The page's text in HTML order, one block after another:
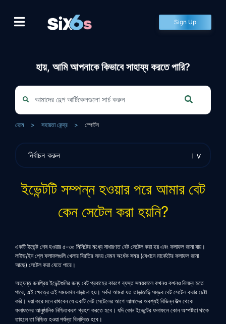
content
Sign Up
হায়, আমি আপনাকে কিভাবে সাহায্য করতে পারি?
হোম > সহায়তা কেন্দ্র > স্পোর্টস
ইভেন্টটি সম্পন্ন হওয়ার পরে আমার বেট
কেন সেটেল করা হয়নি?
একটি ইভেন্ট শেষ হওয়ার ৫-৩০ মিনিটের মধ্যে সাধারণত বেট সেটেল করা হয় এবং ফলাফল জানা যায়।
লাইভ/ইন প্লে ফলাফলগুলি খেলার বিরতির সময় যেমন অর্ধেক সময় (যেখানে মার্কেটের ফলাফল জানা
আছে) সেটেল করা যেতে পারে।
অত্যন্ত জনপ্রিয় ইভেন্টগুলির জন্য বেট প্রবাহের কারণে ব্যস্ত সময়কালে কখনও কখনও বিলম্ব হতে
পারে, এই ক্ষেত্রে এই সময়কাল বাড়ানো হয়। সর্বদা আমরা যত তাড়াতাড়ি সম্ভব বেট সেটেল করার চেষ্টা
করি। দয়া করে মনে রাখবেন যে একটি বেট সেটেলের আগে আমাদের অবশ্যই বিভিন্ন উত্স থেকে
ফলাফলের আনুষ্ঠানিক নিশ্চিতকরণ গ্রহণ করতে হবে। যদি কোন ইভেন্টের ফলাফলে কোন অস্পষ্টতা থাকে
তাহলে তা নিশ্চিত হওয়া পর্যন্ত বিলম্বিত হবে।